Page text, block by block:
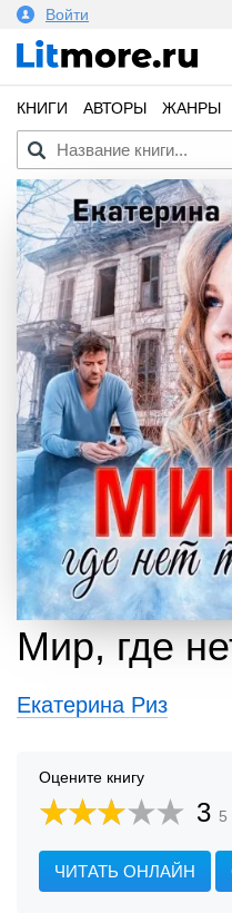
Войти
КНИГИ АВТОРЫ ЖАНРЫ
Мир, где
Екатерина Риз
Оцените книгу
3 5
ЧИТАТЬ ОНЛАЙН